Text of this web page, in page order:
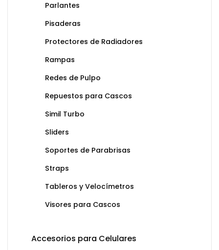
Parlantes
Pisaderas
Protectores de Radiadores
Rampas
Redes de Pulpo
Repuestos para Cascos
Simil Turbo
Sliders
Soportes de Parabrisas
Straps
Tableros y Velocímetros
Visores para Cascos
Accesorios para Celulares